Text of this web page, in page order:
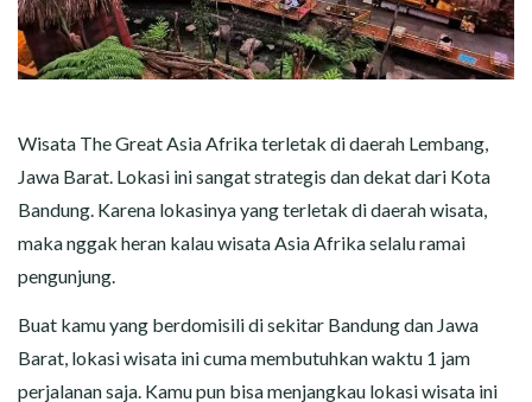
Wisata The Great Asia Afrika terletak di daerah Lembang,
Jawa Barat. Lokasi ini sangat strategis dan dekat dari Kota
Bandung. Karena lokasinya yang terletak di daerah wisata,
maka nggak heran kalau wisata Asia Afrika selalu ramai
pengunjung.
Buat kamu yang berdomisili di sekitar Bandung dan Jawa
Barat, lokasi wisata ini cuma membutuhkan waktu 1 jam
perjalanan saja. Kamu pun bisa menjangkau lokasi wisata ini